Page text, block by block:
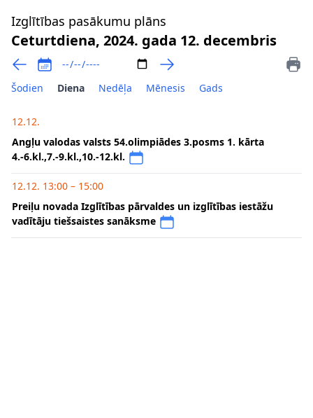
Izglītības pasākumu plāns
Ceturtdiena, 2024. gada 12. decembris
Šodien Diena Nedēļa Mēnesis Gads
12.12.
Angļu valodas valsts 54.olimpiādes 3.posms 1. kārta
4.-6.kl.,7.-9.kl.,10.-12.kl.
12.12. 13:00 – 15:00
Preiļu novada Izglītības pārvaldes un izglītības iestāžu
vadītāju tiešsaistes sanāksme